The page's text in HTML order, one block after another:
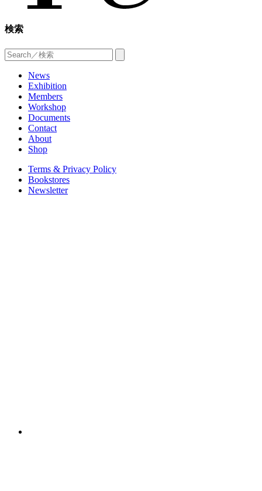
検索
News
Exhibition
Members
Workshop
Documents
Contact
About
Shop
Terms & Privacy Policy
Bookstores
Newsletter